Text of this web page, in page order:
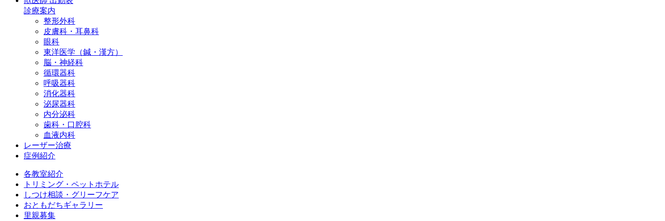
診療案内
整形外科
皮膚科・耳鼻科
眼科
東洋医学（鍼・漢方）
脳・神経科
循環器科
呼吸器科
消化器科
泌尿器科
内分泌科
歯科・口腔科
血液内科
レーザー治療
症例紹介
各教室紹介
トリミング・ペットホテル
しつけ相談・グリーフケア
おともだちギャラリー
里親募集